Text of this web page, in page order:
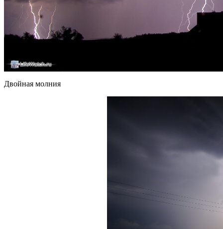
Двойная молния